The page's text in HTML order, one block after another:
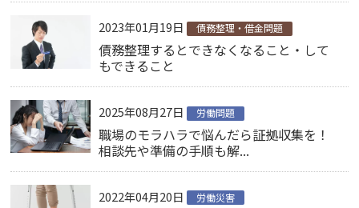
2023年01月19日 債務整理・借金問題
債務整理するとできなくなること・して
もできること
2025年08月27日 労働問題
職場のモラハラで悩んだら証拠収集を！
相談先や準備の手順も解...
2022年04月20日 労働災害